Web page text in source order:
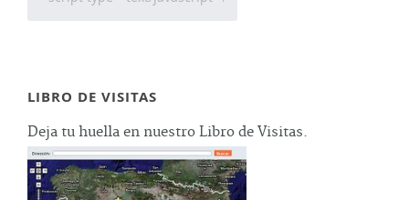
LIBRO DE VISITAS
Deja tu huella en nuestro Libro de Visitas.